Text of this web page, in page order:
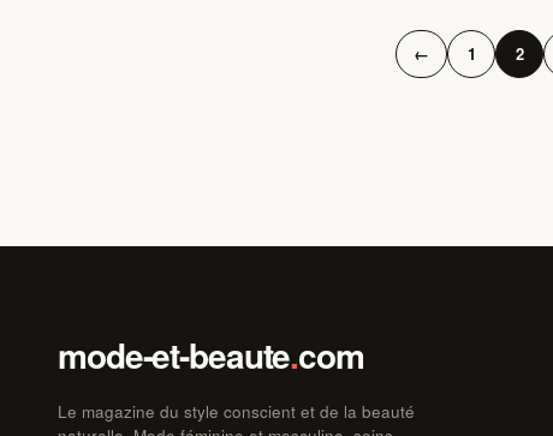
← 1 2
mode-et-beaute.com
Le magazine du style conscient et de la beauté